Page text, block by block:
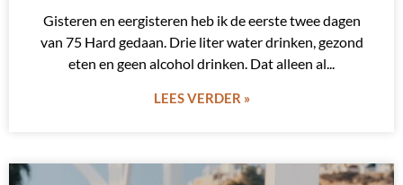
Gisteren en eergisteren heb ik de eerste twee dagen
van 75 Hard gedaan. Drie liter water drinken, gezond
eten en geen alcohol drinken. Dat alleen al
LEES VERDER »